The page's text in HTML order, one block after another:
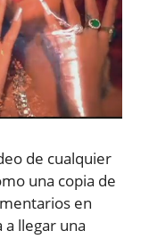
de cualquier
una copia de
en
llegar una